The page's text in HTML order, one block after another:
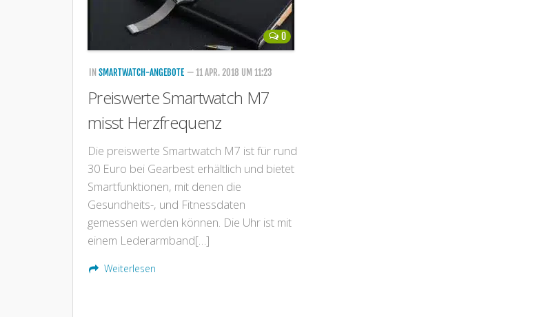
0
IN SMARTWATCH-ANGEBOTE — 11 APR. 2018 UM 11:23
Preiswerte Smartwatch M7
misst Herzfrequenz
Die preiswerte Smartwatch M7 ist für rund
30 Euro bei Gearbest erhältlich und bietet
Smartfunktionen, mit denen die
Gesundheits-, und Fitnessdaten
gemessen werden können. Die Uhr ist mit
einem Lederarmband[…]
Weiterlesen